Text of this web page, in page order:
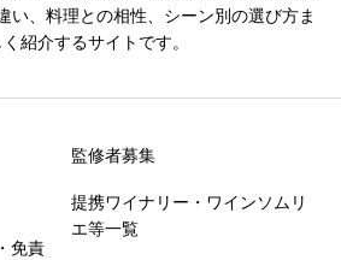
い、料理との相性、シーン別の選び方ま
紹介するサイトです。
免責
監修者募集
提携ワイナリー・ワインソムリ
エ等一覧